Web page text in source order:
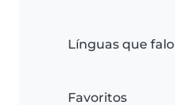
Línguas que falo
Favoritos